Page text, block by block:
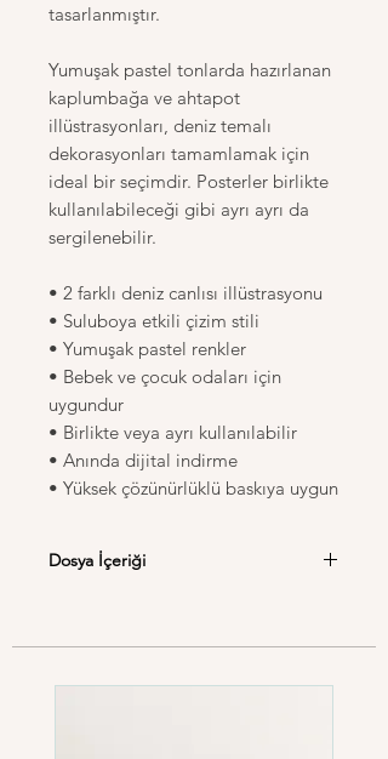
tasarlanmıştır.
Yumuşak pastel tonlarda hazırlanan
kaplumbağa ve ahtapot
illüstrasyonları, deniz temalı
dekorasyonları tamamlamak için
ideal bir seçimdir. Posterler birlikte
kullanılabileceği gibi ayrı ayrı da
sergilenebilir.
• 2 farklı deniz canlısı illüstrasyonu
• Suluboya etkili çizim stili
• Yumuşak pastel renkler
• Bebek ve çocuk odaları için
uygundur
• Birlikte veya ayrı kullanılabilir
• Anında dijital indirme
• Yüksek çözünürlüklü baskıya uygun
Dosya İçeriği
• A4 (21 x 29.7 cm)